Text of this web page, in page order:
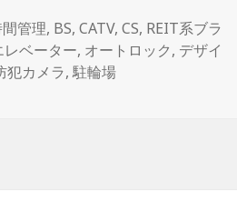
管理, BS,CATV,CS, REIT系ブラ
レベーター, オートロック, デザイ
犯カメラ,駐輪場